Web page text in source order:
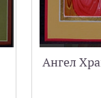
Ангел